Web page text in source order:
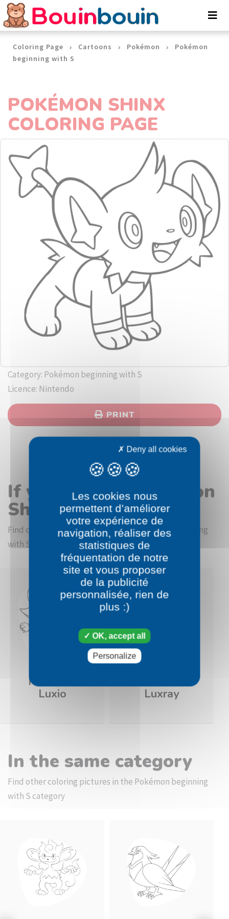
Coloring Page Cartoons Pokémon
Pokémon
beginning with S
POKÉMON SHINX
COLORING PAGE
Category: Pokémon beginning with S
Licence: Nintendo
PRINT
If you like the Pokémon
Shinx coloring page
Find other coloring pictures in the Pokémon beginning
with S category
Pokémon
Luxio
Luxray
In the same category
Find other coloring pictures in the Pokémon beginning
with S category
Cookies management panel
Les cookies nous
permettent d’améliorer
votre expérience de
navigation, réaliser des
statistiques de
fréquentation de notre
site et vous proposer
de la publicité
personnalisée, rien de
plus :)
OK, accept all
Deny all cookies
Personalize